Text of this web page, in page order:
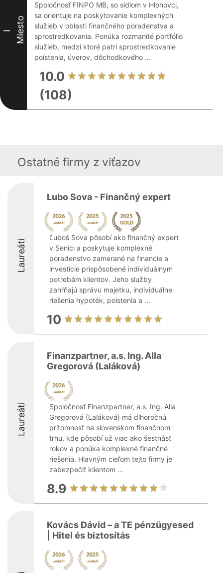
I Miesto
Spoločnosť FINPO MB, so sídlom v Hlohovci,
sa orientuje na poskytovanie komplexných
služieb v oblasti finančného poradenstva a
sprostredkovania. Ponúka rozmanité portfólio
služieb, medzi ktoré patrí sprostredkovanie
poistenia, úverov, dôchodkového ...
10.0
(108)
Ostatné firmy z viťazov
Laureáti
Lubo Sova - Finančný expert
Ľuboš Sova pôsobí ako finančný expert
v Senici a poskytuje komplexné
poradenstvo zamerané na financie a
investície prispôsobené individuálnym
potrebám klientov. Jeho služby
zahŕňajú správu majetku, individuálne
riešenia hypoték, poistenia a ...
10
Laureáti
Finanzpartner, a.s. Ing. Alla
Gregorová (Laláková)
Spoločnosť Finanzpartner, a.s. Ing. Alla
Gregorová (Laláková) má dlhoročnú
prítomnosť na slovenskom finančnom
trhu, kde pôsobí už viac ako šestnásť
rokov a ponúka komplexné finančné
riešenia. Hlavným cieľom tejto firmy je
zabezpečiť klientom ...
8.9
Kovács Dávid – a TE pénzügyesed
| Hitel és biztosítás